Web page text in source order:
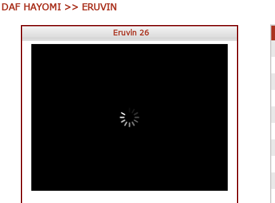
DAF HAYOMI >> ERUVIN
Eruvin 26